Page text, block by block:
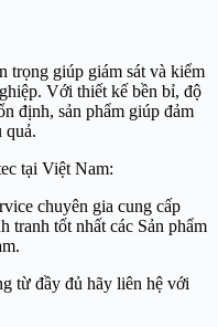
trọng giúp giám sát và kiểm
Với thiết kế bền bỉ, độ
định, sản phẩm giúp đảm
quả.
tại Việt Nam:
chuyên gia cung cấp
tranh tốt nhất các Sản phẩm
từ đầy đủ hãy liên hệ với